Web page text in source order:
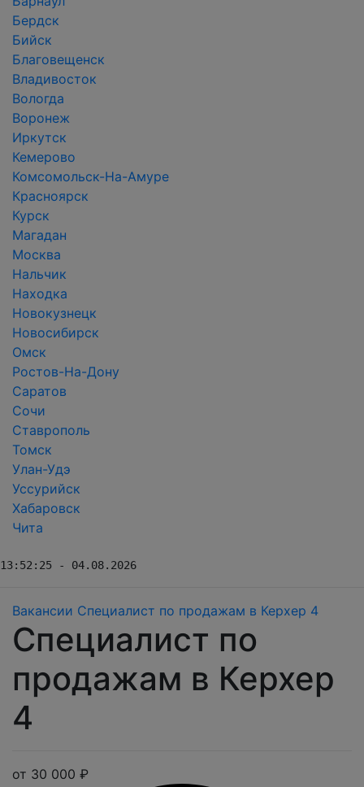
Бердск
Бийск
Благовещенск
Владивосток
Вологда
Воронеж
Иркутск
Кемерово
Комсомольск-На-Амуре
Красноярск
Курск
Магадан
Москва
Нальчик
Находка
Новокузнецк
Новосибирск
Омск
Ростов-На-Дону
Саратов
Сочи
Ставрополь
Томск
Улан-Удэ
Уссурийск
Хабаровск
Чита
13:52:25 - 04.08.2026
Вакансии Специалист по продажам в Керхер 4
Специалист по
продажам в Керхер
4
от 30 000 ₽